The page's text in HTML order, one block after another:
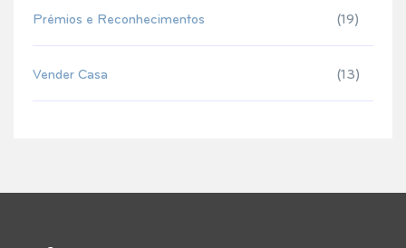
Prémios e Reconhecimentos (19)
Vender Casa (13)